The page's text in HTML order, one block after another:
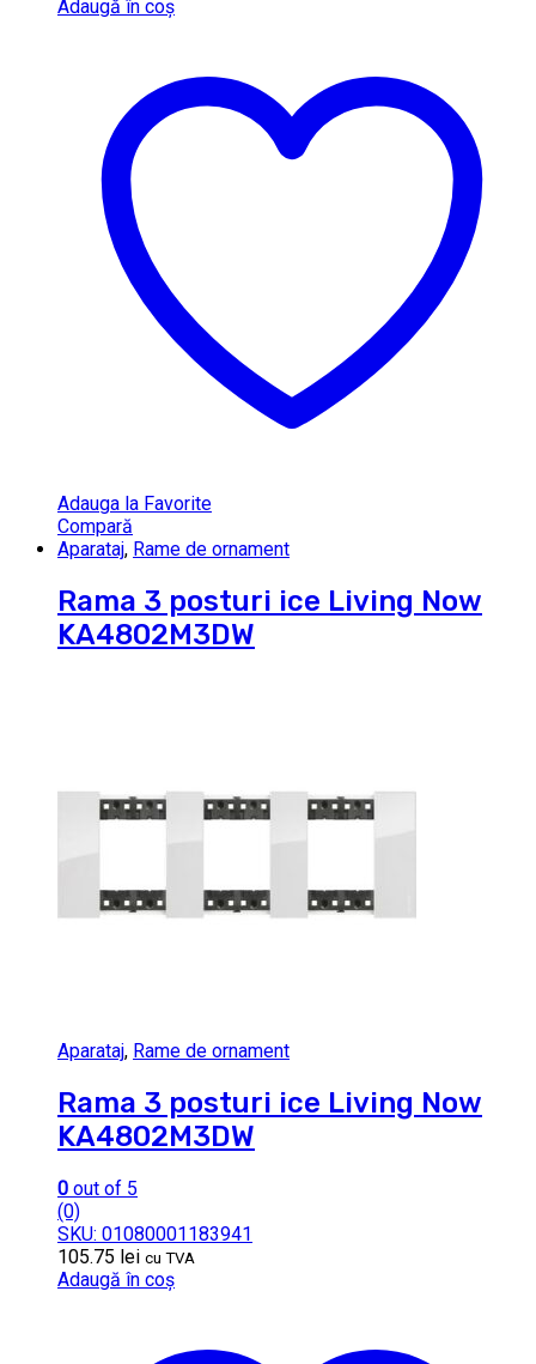
Adaugă în coș
Adauga la Favorite
Compară
Aparataj, Rame de ornament
Rama 3 posturi ice Living Now
KA4802M3DW
Aparataj, Rame de ornament
Rama 3 posturi ice Living Now
KA4802M3DW
0 out of 5
(0)
SKU: 01080001183941
105.75 lei cu TVA
Adaugă în coș